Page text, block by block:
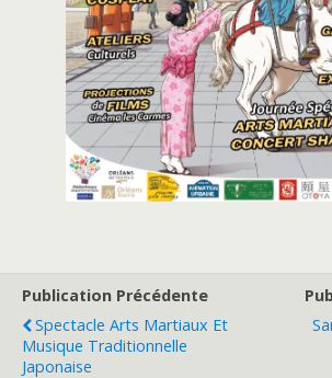
Publication Précédente
Spectacle Arts Martiaux Et
Musique Traditionnelle
Japonaise